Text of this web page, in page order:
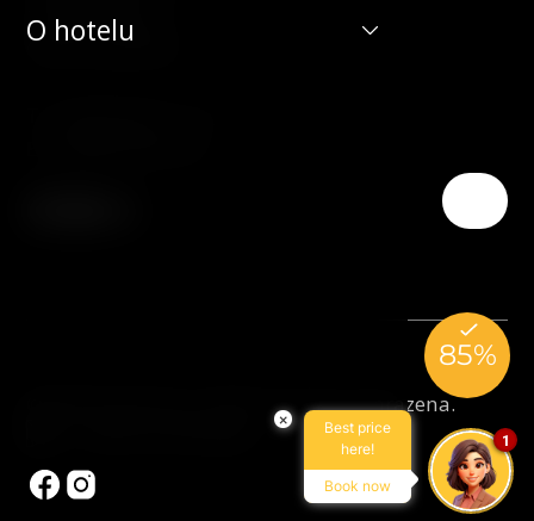
O hotelu
190 00 Praha 9
Česká republika
© 2026 Hotel Duo. Všechna práva vyhrazena.
×
Best price
here!
Book now
1